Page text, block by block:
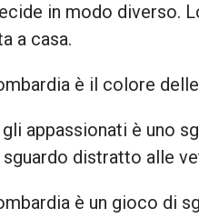
in modo diverso.
a casa.
è il colore
gli appassionati è uno
sguardo distratto alle
è un gioco di